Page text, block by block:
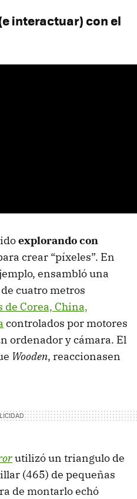
interactuar) con el
explorando con
crear “píxeles”. En
ensambló una
cuatro metros
de Corea, China,
controlados por motores
ordenador y cámara. El
Wooden, reaccionasen
utilizó un triangulo de
(465) de pequeñas
de montarlo echó